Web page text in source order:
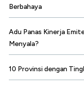
Berbahaya
Adu Panas Kinerja
Menyala?
10 Provinsi dengan